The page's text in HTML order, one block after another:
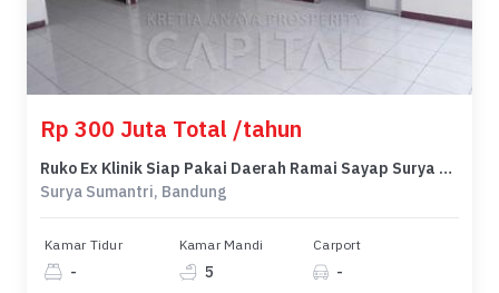
Rp 300 Juta Total /tahun
Ruko Ex Klinik Siap Pakai Daerah Ramai Sayap Surya Sumantri
Surya Sumantri, Bandung
Kamar Tidur
-
Kamar Mandi
5
Carport
-